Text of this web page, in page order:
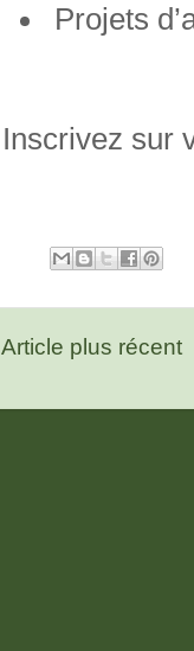
Projets
Inscrivez sur
Article plus récent